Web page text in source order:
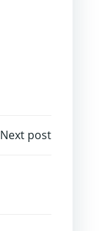
Next post